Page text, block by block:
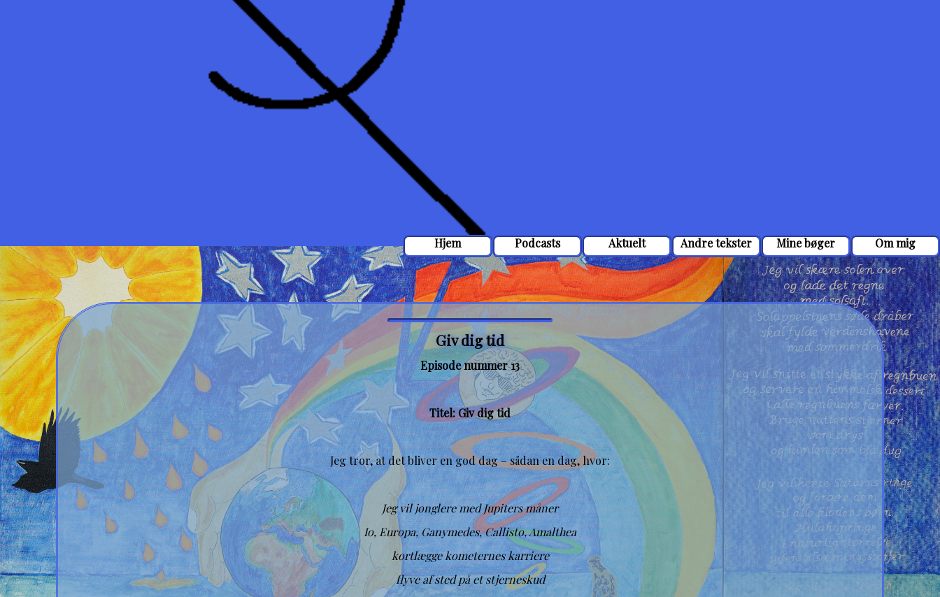
Om mig
Mine bøger
Andre tekster
Aktuelt
Podcasts
Hjem
Giv dig tid
Episode nummer 13
Titel: Giv dig tid
Jeg tror, at det bliver en god dag – sådan en dag, hvor:
Jeg vil jonglere med Jupiters måner
Io, Europa, Ganymedes, Callisto, Amalthea
kortlægge kometernes karriere
flyve af sted på et stjerneskud